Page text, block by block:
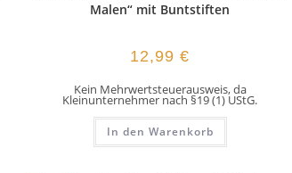
Malen“ mit Buntstiften
12,99 €
Kein Mehrwertsteuerausweis, da
Kleinunternehmer nach §19 (1) UStG.
In den Warenkorb